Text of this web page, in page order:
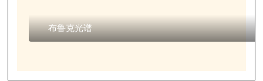
布鲁克光谱